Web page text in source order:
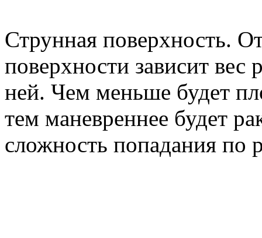
Струнная поверхность.
поверхности зависит вес
ней. Чем меньше будет
тем маневреннее будет
сложность попадания по